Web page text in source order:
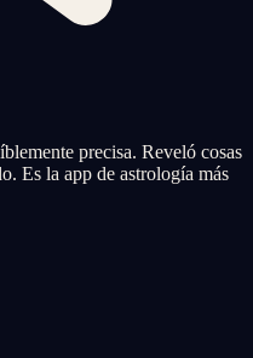
precisa. Reveló cosas
Es la app de astrología más